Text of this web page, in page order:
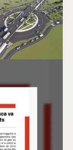
pas
de